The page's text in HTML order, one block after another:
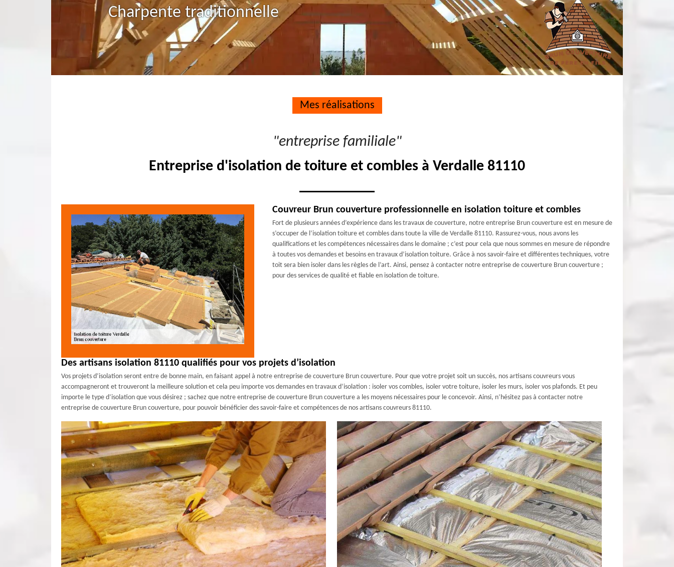
Charpente traditionnelle
Mes réalisations
"entreprise familiale"
Entreprise d'isolation de toiture et combles à Verdalle 81110
Couvreur Brun couverture professionnelle en isolation toiture et combles
Fort de plusieurs années d’expérience dans les travaux de couverture, notre entreprise Brun couverture est en mesure de
s’occuper de l’isolation toiture et combles dans toute la ville de Verdalle 81110. Rassurez-vous, nous avons les
qualifications et les compétences nécessaires dans le domaine ; c’est pour cela que nous sommes en mesure de répondre
à toutes vos demandes et besoins en travaux d’isolation toiture. Grâce à nos savoir-faire et différentes techniques, votre
toit sera bien isoler dans les règles de l’art. Ainsi, pensez à contacter notre entreprise de couverture Brun couverture ;
pour des services de qualité et fiable en isolation de toiture.
Des artisans isolation 81110 qualifiés pour vos projets d’isolation
Vos projets d’isolation seront entre de bonne main, en faisant appel à notre entreprise de couverture Brun couverture. Pour que votre projet soit un succès, nos artisans couvreurs vous
accompagneront et trouveront la meilleure solution et cela peu importe vos demandes en travaux d’isolation : isoler vos combles, isoler votre toiture, isoler les murs, isoler vos plafonds. Et peu
importe le type d’isolation que vous désirez ; sachez que notre entreprise de couverture Brun couverture a les moyens nécessaires pour le concevoir. Ainsi, n’hésitez pas à contacter notre
entreprise de couverture Brun couverture, pour pouvoir bénéficier des savoir-faire et compétences de nos artisans couvreurs 81110.